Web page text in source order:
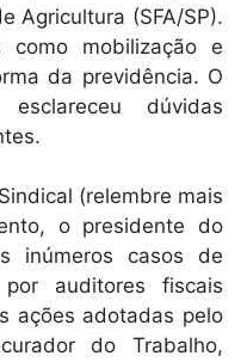
Agricultura (SFA/SP).
como mobilização e
da previdência. O
dúvidas
(relembre mais
o presidente do
inúmeros casos de
auditores fiscais
ações adotadas pelo
do Trabalho,